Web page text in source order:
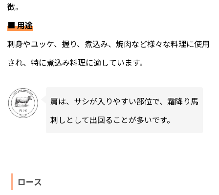
徴。
■用途
刺身やユッケ、握り、煮込み、焼肉など様々な料理に使用
され、特に煮込み料理に適しています。
肩は、サシが入りやすい部位で、霜降り馬
刺しとして出回ることが多いです。
ロース